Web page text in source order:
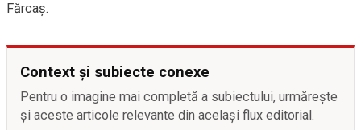
Fărcaş.
Context și subiecte conexe
Pentru o imagine mai completă a subiectului, urmărește
și aceste articole relevante din același flux editorial.